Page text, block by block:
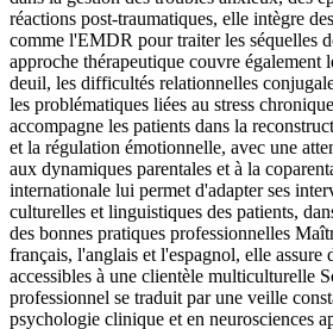
réactions post-traumatiques, elle intègre
comme l'EMDR pour traiter les séquelles
approche thérapeutique couvre également
deuil, les difficultés relationnelles
les problématiques liées au stress
accompagne les patients dans la
et la régulation émotionnelle, avec une
aux dynamiques parentales et à la
internationale lui permet d'adapter ses
culturelles et linguistiques des patients,
des bonnes pratiques professionnelles
français, l'anglais et l'espagnol, elle assure
accessibles à une clientèle multiculturelle
professionnel se traduit par une veille
psychologie clinique et en neurosciences